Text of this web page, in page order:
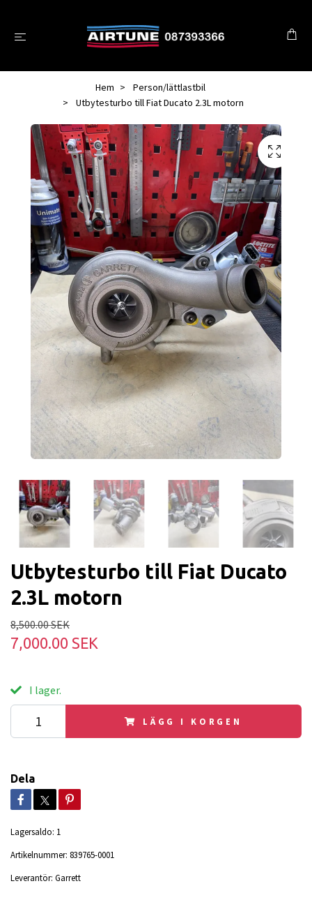
Hem
Person/lättlastbil
Utbytesturbo till Fiat Ducato 2.3L motorn
Utbytesturbo till Fiat Ducato
2.3L motorn
8,500.00 SEK
7,000.00 SEK
I lager.
LÄGG I KORGEN
Dela
Lagersaldo: 1
Artikelnummer: 839765-0001
Leverantör: Garrett